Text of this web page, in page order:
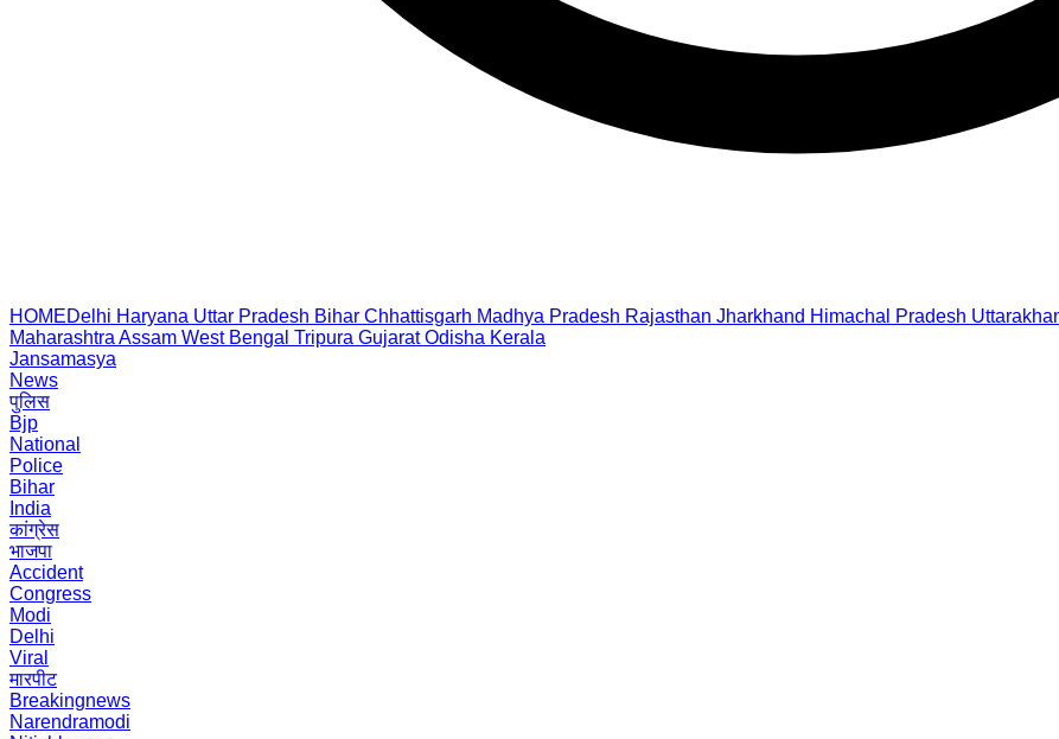
HOMEDelhi Haryana Uttar Pradesh Bihar Chhattisgarh Madhya Pradesh Rajasthan Jharkhand Himachal Pradesh
Maharashtra Assam West Bengal Tripura Gujarat Odisha Kerala
Jansamasya
News
पुलिस
Bjp
National
Police
Bihar
India
कांग्रेस
भाजपा
Accident
Congress
Modi
Delhi
Viral
मारपीट
Breakingnews
Narendramodi